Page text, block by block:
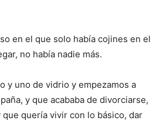
en el que solo había cojines en el
no había nadie más.
y uno de vidrio y empezamos a
y que acababa de divorciarse,
quería vivir con lo básico, dar